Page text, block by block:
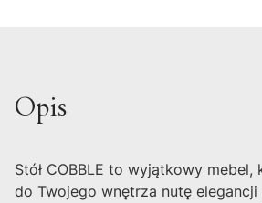
Opis
Stół COBBLE to wyjątkowy
do Twojego wnętrza nutę